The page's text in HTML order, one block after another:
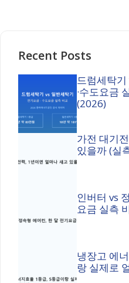
Recent Posts
드럼세탁
·수도요금
(2026)
가전 대기
있을까 (실
인버터 vs
요금 실측
냉장고 에
랑 실제로